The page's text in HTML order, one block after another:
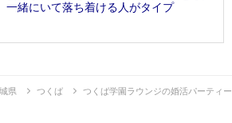
一緒にいて落ち着ける人がタイプ
県 つくば つくば学園ラウンジの婚活パーティー